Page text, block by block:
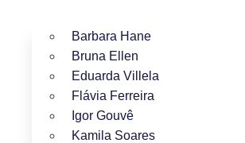
Barbara Hane
Bruna Ellen
Eduarda Villela
Flávia Ferreira
Igor Gouvê
Kamila Soares